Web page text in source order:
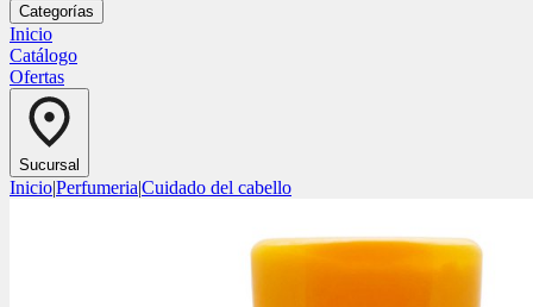
Categorías
Inicio
Catálogo
Ofertas
Sucursal
Inicio|Perfumeria|Cuidado del cabello